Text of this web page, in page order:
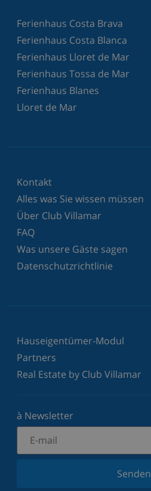
Ferienhaus Costa Brava
Ferienhaus Costa Blanca
Ferienhaus Lloret de Mar
Ferienhaus Tossa de Mar
Ferienhaus Blanes
Lloret de Mar
Kontakt
Alles was Sie wissen müssen
Über Club Villamar
FAQ
Was unsere Gäste sagen
Datenschutzrichtlinie
Hauseigentümer-Modul
Partners
Real Estate by Club Villamar
à Newsletter
Senden